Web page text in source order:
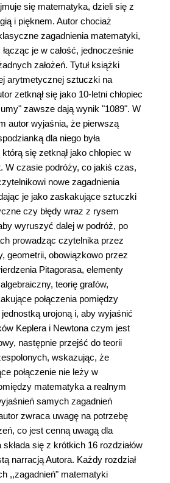
się matematyka, dzieli się z
i pięknem. Autor chociaż
zagadnienia matematyki,
łącząc je w całość, jednocześnie
założeń. Tytuł książki
arytmetycznej sztuczki na
zetknął się jako 10-letni chłopiec
zawsze dają wynik "1089". W
autor wyjaśnia, że pierwszą
dla niego była
się zetknął jako chłopiec w
W czasie podróży, co jakiś czas,
nowe zagadnienia
je jako zaskakujące sztuczki
czy błędy wraz z rysem
wyruszyć dalej w podróż, po
prowadząc czytelnika przez
geometrii, obowiązkowo przez
Pitagorasa, elementy
teorię grafów,
połączenia pomiędzy
urojoną i, aby wyjaśnić
Keplera i Newtona czym jest
następnie przejść do teorii
wskazując, że
połączenie nie leży w
matematyka a realnym
samych zagadnień
zwraca uwagę na potrzebę
co jest cenną uwagą dla
się z krótkich 16 rozdziałów
narracją Autora. Każdy rozdział
,,zagadnień" matematyki